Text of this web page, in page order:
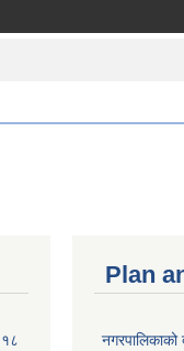
१८
Plan